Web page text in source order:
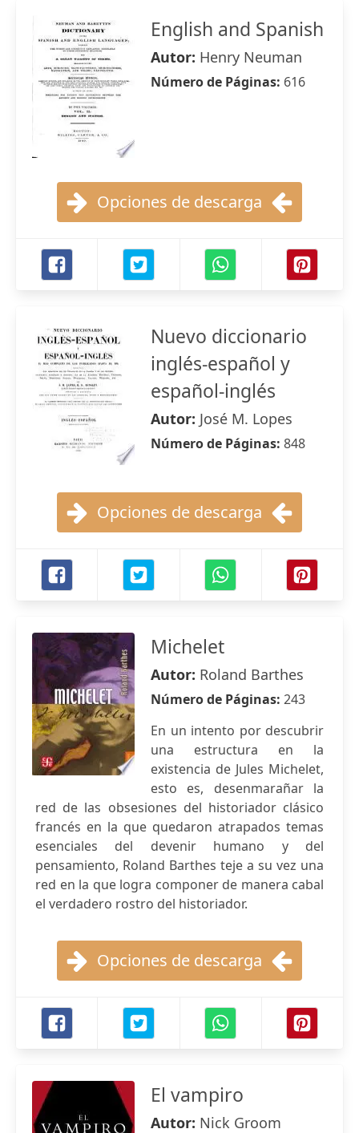
English and Spanish
Autor: Henry Neuman
Número de Páginas: 616
Opciones de descarga
Nuevo diccionario
inglés-español y
español-inglés
Autor: José M. Lopes
Número de Páginas: 848
Opciones de descarga
Michelet
Autor: Roland Barthes
Número de Páginas: 243
En un intento por descubrir
una estructura en la
existencia de Jules Michelet,
esto es, desenmarañar la
red de las obsesiones del historiador clásico
francés en la que quedaron atrapados temas
esenciales del devenir humano y del
pensamiento, Roland Barthes teje a su vez una
red en la que logra componer de manera cabal
el verdadero rostro del historiador.
Opciones de descarga
El vampiro
Autor: Nick Groom